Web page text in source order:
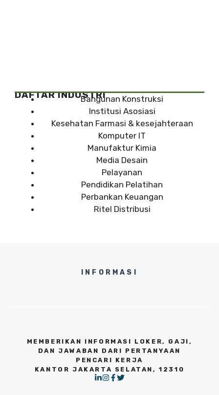
DAFTAR INDUSTRIBangunan Konstruksi
Institusi Asosiasi
Kesehatan Farmasi & kesejahteraan
Komputer IT
Manufaktur Kimia
Media Desain
Pelayanan
Pendidikan Pelatihan
Perbankan Keuangan
Ritel Distribusi
INFORMASI
MEMBERIKAN INFORMASI LOKER, GAJI,
DAN JAWABAN DARI PERTANYAAN
PENCARI KERJA
KANTOR JAKARTA SELATAN, 12310